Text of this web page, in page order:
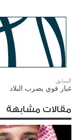
السابق:
غبار قوي يضرب البلاد
مقالات مشابهة